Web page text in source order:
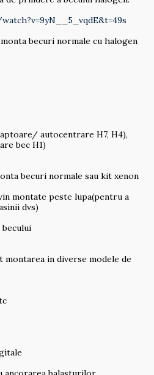
becuri normale cu halogen
autocentrare H7, H4),
bec H1)
becuri normale sau kit xenon
montate peste lupa(pentru a
dvs)
in diverse modele de